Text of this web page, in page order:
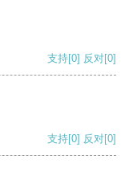
支持[0] 反对[0]
支持[0] 反对[0]